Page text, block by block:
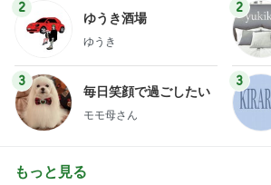
2
ゆうき酒場
ゆうき
3
毎日笑顔で過ごしたい
モモ母さん
2
3
もっと見る